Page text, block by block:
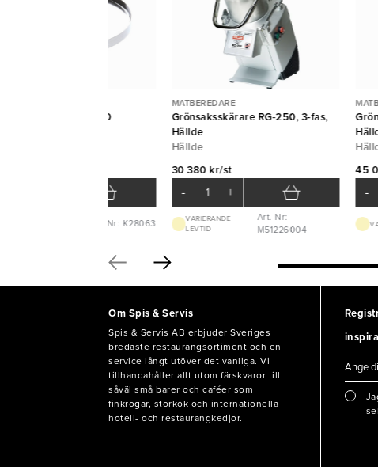
2 mm till CL50
Art. Nr: K28063
MATBEREDARE
Grönsaksskärare RG-250, 3-fas,
Hällde
Hällde
30 380 kr/st
- +
VARIERANDE
LEVTID
Art. Nr:
M51226004
45
-
Om Spis & Servis
Spis & Servis AB erbjuder Sveriges
bredaste restaurangsortiment och en
service långt utöver det vanliga. Vi
tillhandahåller allt utom färskvaror till
såväl små barer och caféer som
finkrogar, storkök och internationella
hotell- och restaurangkedjor.